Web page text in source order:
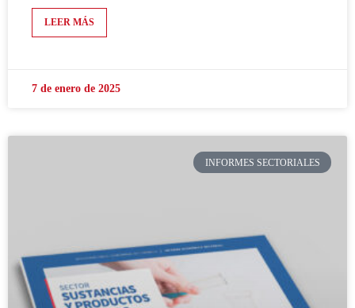
LEER MÁS
7 de enero de 2025
INFORMES SECTORIALES